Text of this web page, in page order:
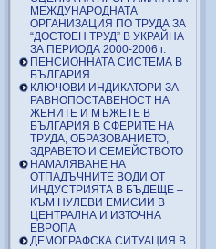
МЕЖДУНАРОДНАТА
ОРГАНИЗАЦИЯ ПО ТРУДА ЗА
“ДОСТОЕН ТРУД” В УКРАЙНА
ЗА ПЕРИОДА 2000-2006 г.
ПЕНСИОННАТА СИСТЕМА В
БЪЛГАРИЯ
КЛЮЧОВИ ИНДИКАТОРИ ЗА
РАВНОПОСТАВЕНОСТ НА
ЖЕНИТЕ И МЪЖЕТЕ В
БЪЛГАРИЯ В СФЕРИТЕ НА
ТРУДА, ОБРАЗОВАНИЕТО,
ЗДРАВЕТО И СЕМЕЙСТВОТО
НАМАЛЯВАНЕ НА
ОТПАДЪЧНИТЕ ВОДИ ОТ
ИНДУСТРИЯТА В БЪДЕЩЕ –
КЪМ НУЛЕВИ ЕМИСИИ В
ЦЕНТРАЛНА И ИЗТОЧНА
ЕВРОПА
ДЕМОГРАФСКА СИТУАЦИЯ В